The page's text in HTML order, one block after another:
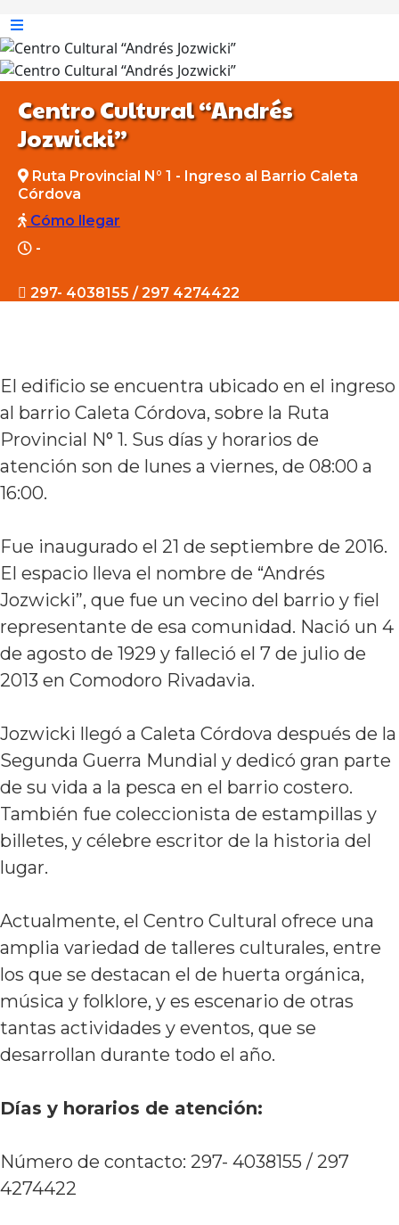
Centro Cultural “Andrés
Jozwicki”
Ruta Provincial N° 1 - Ingreso al Barrio Caleta
Córdova
Cómo llegar
-
297- 4038155 / 297 4274422
El edificio se encuentra ubicado en el ingreso
al barrio Caleta Córdova, sobre la Ruta
Provincial N° 1. Sus días y horarios de
atención son de lunes a viernes, de 08:00 a
16:00.
Fue inaugurado el 21 de septiembre de 2016.
El espacio lleva el nombre de “Andrés
Jozwicki”, que fue un vecino del barrio y fiel
representante de esa comunidad. Nació un 4
de agosto de 1929 y falleció el 7 de julio de
2013 en Comodoro Rivadavia.
Jozwicki llegó a Caleta Córdova después de la
Segunda Guerra Mundial y dedicó gran parte
de su vida a la pesca en el barrio costero.
También fue coleccionista de estampillas y
billetes, y célebre escritor de la historia del
lugar.
Actualmente, el Centro Cultural ofrece una
amplia variedad de talleres culturales, entre
los que se destacan el de huerta orgánica,
música y folklore, y es escenario de otras
tantas actividades y eventos, que se
desarrollan durante todo el año.
Días y horarios de atención:
Número de contacto: 297- 4038155 / 297
4274422